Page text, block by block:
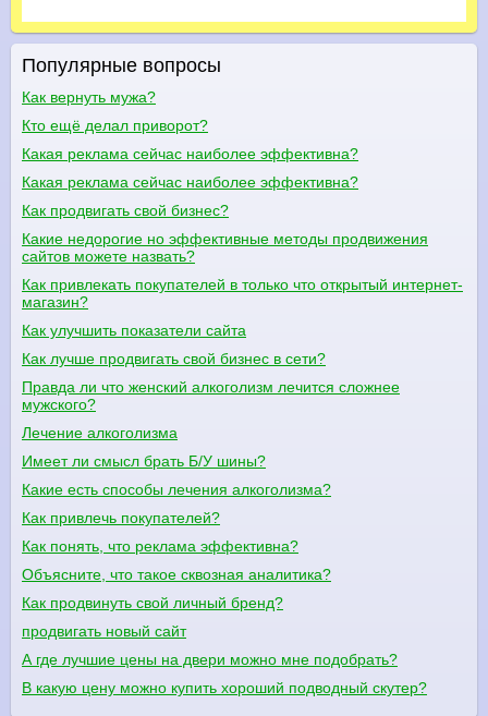
Популярные вопросы
Как вернуть мужа?
Кто ещё делал приворот?
Какая реклама сейчас наиболее эффективна?
Какая реклама сейчас наиболее эффективна?
Как продвигать свой бизнес?
Какие недорогие но эффективные методы продвижения
сайтов можете назвать?
Как привлекать покупателей в только что открытый интернет-
магазин?
Как улучшить показатели сайта
Как лучше продвигать свой бизнес в сети?
Правда ли что женский алкоголизм лечится сложнее
мужского?
Лечение алкоголизма
Имеет ли смысл брать Б/У шины?
Какие есть способы лечения алкоголизма?
Как привлечь покупателей?
Как понять, что реклама эффективна?
Объясните, что такое сквозная аналитика?
Как продвинуть свой личный бренд?
продвигать новый сайт
А где лучшие цены на двери можно мне подобрать?
В какую цену можно купить хороший подводный скутер?